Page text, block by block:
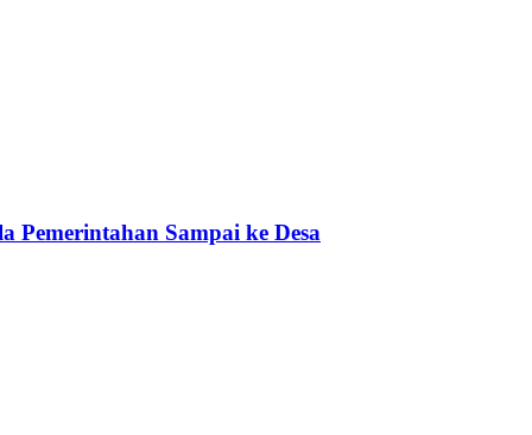
Sampai ke Desa